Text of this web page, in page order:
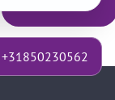
+31850230562